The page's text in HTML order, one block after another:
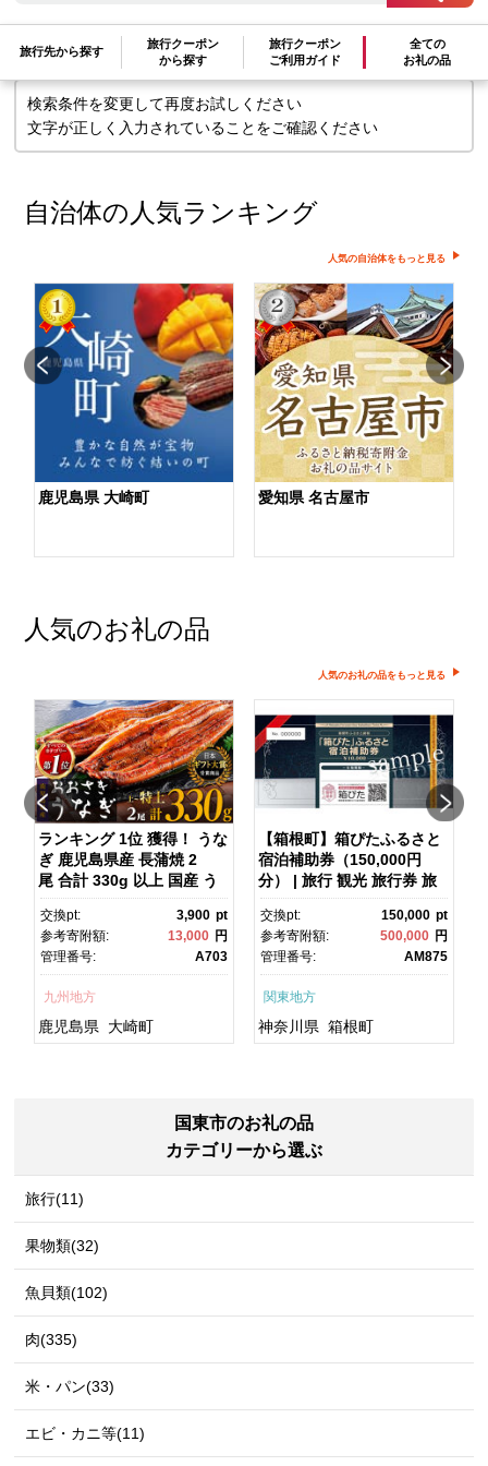
旅行先から探す
旅行クーポン
から探す
旅行クーポン
ご利用ガイド
全ての
お礼の品
検索条件を変更して再度お試しください
文字が正しく入力されていることをご確認ください
自治体の人気ランキング
人気の自治体をもっと見る
鹿児島県 大崎町 愛知県 名古屋市
人気のお礼の品
人気のお礼の品をもっと見る
ランキング 1位 獲得！ うな
ぎ 鹿児島県産 長蒲焼 2
尾 合計 330g 以上 国産 う
なぎ 鰻 ウナギ 蒲焼き 蒲
焼 かばやき 魚 魚介 魚貝 海
鮮 うな重 ひつまぶし 蒲
焼 訳あり ギフト 人気 おす
半島 A703
交換pt: 3,900 pt
参考寄附額:
13,000 円
管理番号:
A703
九州地方
鹿児島県 大崎町
【箱根町】箱ぴたふるさと
宿泊補助券（150,000円
分） | 旅行 観光 旅行券 旅
行クーポン クーポン 箱根
町ふるさと納税 神奈川県ふ
るさと納税 神奈川県 箱根
町
交換pt: 150,000 pt
参考寄附額:
500,000 円
管理番号:
AM875
関東地方
神奈川県 箱根町
国東市のお礼の品
カテゴリーから選ぶ
旅行(11)
果物類(32)
魚貝類(102)
肉(335)
米・パン(33)
エビ・カニ等(11)